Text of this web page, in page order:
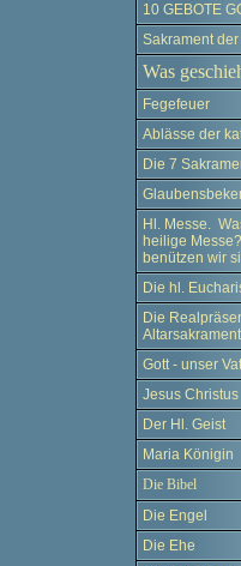
10 GEBOTE
Sakrament
Was
Fegefeuer
Ablässe der
Die 7
Hl. Messe.
heilige
benützen wir
Die hl.
Die
Altarsakrament
Gott - unser
Jesus Christus
Der Hl. Geist
Maria Königin
Die Bibel
Die Engel
Die Ehe